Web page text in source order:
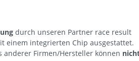
durch unseren Partner race result
einem integrierten Chip ausgestattet.
anderer Firmen/Hersteller können